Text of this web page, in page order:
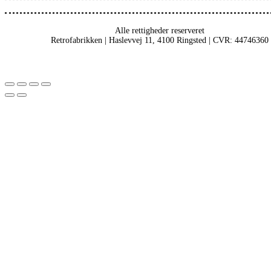
Alle rettigheder reserveret
Retrofabrikken | Haslevvej 11, 4100 Ringsted | CVR: 44746360